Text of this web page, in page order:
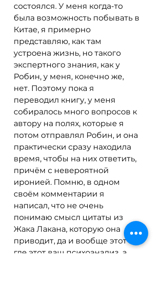
состоялся. У меня когда-то
была возможность побывать в
Китае, я примерно
представляю, как там
устроена жизнь, но такого
экспертного знания, как у
Робин, у меня, конечно же,
нет. Поэтому пока я
переводил книгу, у меня
собиралось много вопросов к
автору на полях, которые я
потом отправлял Робин, и она
практически сразу находила
время, чтобы на них ответить,
причём с невероятной
иронией. Помню, в одном
своём комментарии я
написал, что не очень
понимаю смысл цитаты из
Жака Лакана, которую она
приводит, да и вообще этот
где этот ваш психоанализ, а